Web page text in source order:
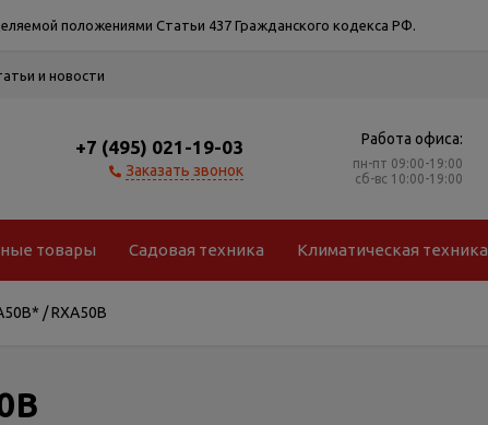
положениями Статьи 437 Гражданского кодекса РФ.
и новости
+7 (495) 021-19-03
Заказать звонок
Работа офиса:
пн-пт 09:00-19:00
сб-вс 10:00-19:00
товары Садовая техника Климатическая техника
/ RXA50B